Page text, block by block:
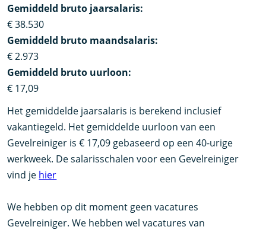
Gemiddeld bruto jaarsalaris:
€ 38.530
Gemiddeld bruto maandsalaris:
€ 2.973
Gemiddeld bruto uurloon:
€ 17,09
Het gemiddelde jaarsalaris is berekend inclusief
vakantiegeld. Het gemiddelde uurloon van een
Gevelreiniger is € 17,09 gebaseerd op een 40-urige
werkweek. De salarisschalen voor een Gevelreiniger
vind je hier
We hebben op dit moment geen vacatures
Gevelreiniger. We hebben wel vacatures van